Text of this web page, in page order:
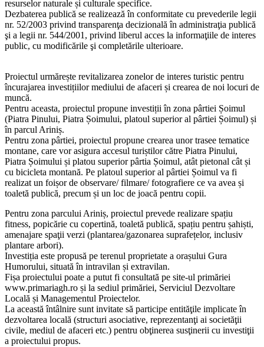
resurselor naturale și culturale specifice.
Dezbaterea publică se realizează în conformitate cu prevederile legii
nr. 52/2003 privind transparenţa decizională în administraţia publică
şi a legii nr. 544/2001, privind liberul acces la informaţiile de interes
public, cu modificările şi completările ulterioare.
Proiectul urmărește revitalizarea zonelor de interes turistic pentru
încurajarea investițiilor mediului de afaceri și crearea de noi locuri de
muncă.
Pentru aceasta, proiectul propune investiții în zona pârtiei Șoimul
(Piatra Pinului, Piatra Șoimului, platoul superior al pârtiei Șoimul) și
în parcul Ariniș.
Pentru zona pârtiei, proiectul propune crearea unor trasee tematice
montane, care vor asigura accesul turiștilor către Piatra Pinului,
Piatra Șoimului și platou superior pârtia Șoimul, atât pietonal cât și
cu bicicleta montană. Pe platoul superior al pârtiei Șoimul va fi
realizat un foișor de observare/ filmare/ fotografiere ce va avea și
toaletă publică, precum și un loc de joacă pentru copii.
Pentru zona parcului Ariniș, proiectul prevede realizare spațiu
fitness, popicărie cu copertină, toaletă publică, spațiu pentru șahiști,
amenajare spaţii verzi (plantarea/gazonarea suprafețelor, inclusiv
plantare arbori).
Investiția este propusă pe terenul proprietate a orașului Gura
Humorului, situată în intravilan și extravilan.
Fișa proiectului poate a putut fi consultată pe site-ul primăriei
www.primariagh.ro și la sediul primăriei, Serviciul Dezvoltare
Locală și Managementul Proiectelor.
La această întâlnire sunt invitate să participe entităţile implicate în
dezvoltarea locală (structuri asociative, reprezentanţi ai societăţii
civile, mediul de afaceri etc.) pentru obţinerea susţinerii cu investiţii
a proiectului propus.